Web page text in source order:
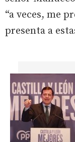
“a veces, me
presenta a